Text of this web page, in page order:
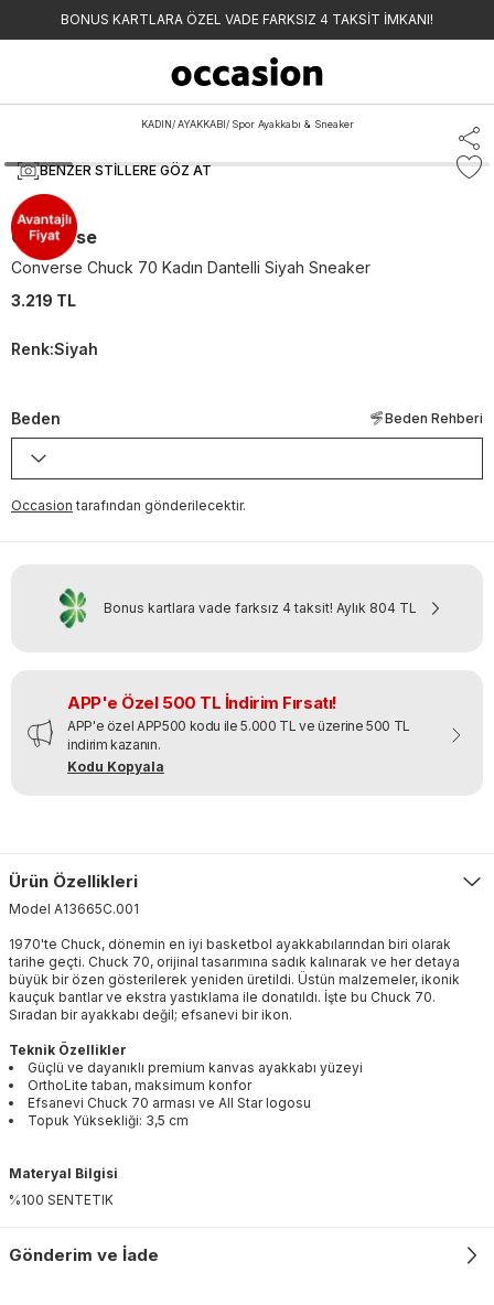
BONUS KARTLARA ÖZEL VADE FARKSIZ 4 TAKSİT İMKANI!
KADIN/ AYAKKABI/ Spor Ayakkabı & Sneaker
BENZER STILLERE GÖZ AT
Converse
Converse Chuck 70 Kadın Dantelli Siyah Sneaker
3.219 TL
Renk:Siyah
Beden Beden Rehberi
Occasion tarafından gönderilecektir.
Bonus kartlara vade farksız 4 taksit! Aylık 804 TL
APP'e Özel 500 TL İndirim Fırsatı!
APP'e özel APP500 kodu ile 5.000 TL ve üzerine 500 TL
indirim kazanın.
Kodu Kopyala
Ürün Özellikleri
Model A13665C.001
1970'te Chuck, dönemin en iyi basketbol ayakkabılarından biri olarak
tarihe geçti. Chuck 70, orijinal tasarımına sadık kalınarak ve her detaya
büyük bir özen gösterilerek yeniden üretildi. Üstün malzemeler, ikonik
kauçuk bantlar ve ekstra yastıklama ile donatıldı. İşte bu Chuck 70.
Sıradan bir ayakkabı değil; efsanevi bir ikon.
Teknik Özellikler
Güçlü ve dayanıklı premium kanvas ayakkabı yüzeyi
OrthoLite taban, maksimum konfor
Efsanevi Chuck 70 arması ve All Star logosu
Topuk Yüksekliği: 3,5 cm
Materyal Bilgisi
%100 SENTETIK
Gönderim ve İade